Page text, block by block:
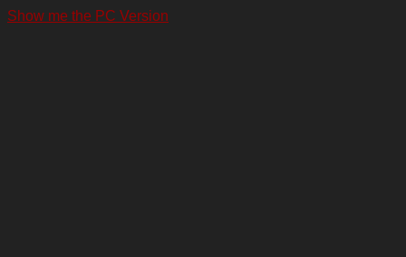
Show me the PC Version